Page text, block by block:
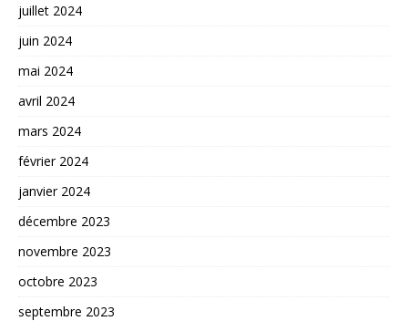
juillet 2024
juin 2024
mai 2024
avril 2024
mars 2024
février 2024
janvier 2024
décembre 2023
novembre 2023
octobre 2023
septembre 2023